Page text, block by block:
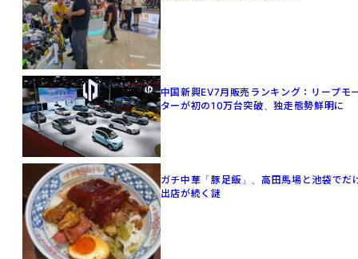
中国新興EV7月販売ランキング：リープモ
ターが初の10万台突破、独走態勢鮮明に
ガチ中華「豚足飯」、高田馬場と池袋でだ
出店が続く謎